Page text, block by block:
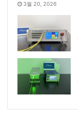
3월 20, 2026